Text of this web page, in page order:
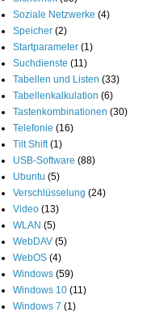
Soziale Netzwerke (4)
Speicher (2)
Startparameter (1)
Suchdienste (11)
Tabellen und Listen (33)
Tabellenkalkulation (6)
Tastenkombinationen (30)
Telefonie (16)
Tilt Shift (1)
USB-Software (88)
Ubuntu (5)
Verschlüsselung (24)
Video (13)
WLAN (5)
WebDAV (5)
WebOS (4)
Windows (59)
Windows 10 (11)
Windows 7 (1)